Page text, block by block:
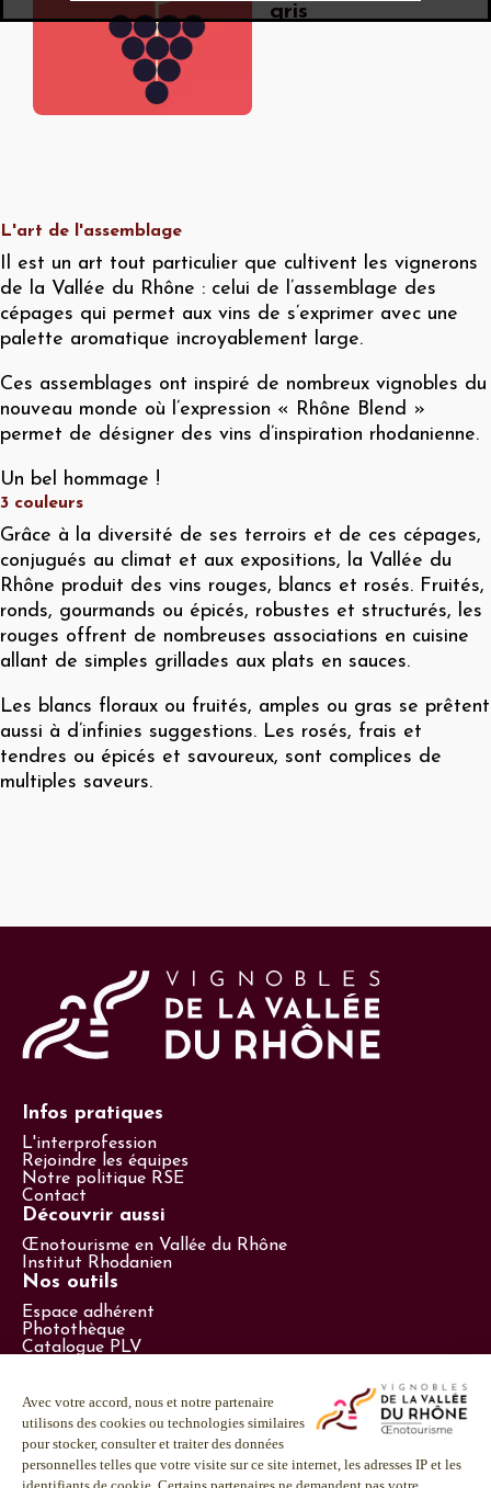
gris
L'art de l'assemblage
Il est un art tout particulier que cultivent les vignerons
de la Vallée du Rhône : celui de l’assemblage des
cépages qui permet aux vins de s’exprimer avec une
palette aromatique incroyablement large.
Ces assemblages ont inspiré de nombreux vignobles du
nouveau monde où l’expression « Rhône Blend »
permet de désigner des vins d’inspiration rhodanienne.
Un bel hommage !
3 couleurs
Grâce à la diversité de ses terroirs et de ces cépages,
conjugués au climat et aux expositions, la Vallée du
Rhône produit des vins rouges, blancs et rosés. Fruités,
ronds, gourmands ou épicés, robustes et structurés, les
rouges offrent de nombreuses associations en cuisine
allant de simples grillades aux plats en sauces.
Les blancs floraux ou fruités, amples ou gras se prêtent
aussi à d’infinies suggestions. Les rosés, frais et
tendres ou épicés et savoureux, sont complices de
multiples saveurs.
Infos pratiques
L'interprofession
Rejoindre les équipes
Notre politique RSE
Contact
Découvrir aussi
Œnotourisme en Vallée du Rhône
Institut Rhodanien
Nos outils
Espace adhérent
Photothèque
Catalogue PLV
LinkedIn
Facebook
Instagram